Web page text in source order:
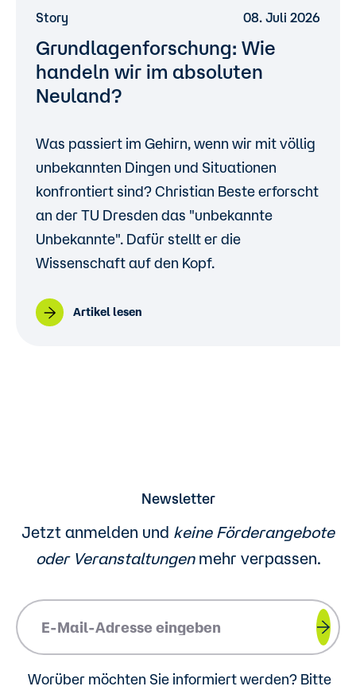
Story 08. Juli 2026
Grundlagenforschung: Wie
handeln wir im absoluten
Neuland?
Was passiert im Gehirn, wenn wir mit völlig
unbekannten Dingen und Situationen
konfrontiert sind? Christian Beste erforscht
an der TU Dresden das "unbekannte
Unbekannte". Dafür stellt er die
Wissenschaft auf den Kopf.
Artikel lesen
Newsletter
Jetzt anmelden und keine Förderangebote
oder Veranstaltungen mehr verpassen.
Worüber möchten Sie informiert werden? Bitte